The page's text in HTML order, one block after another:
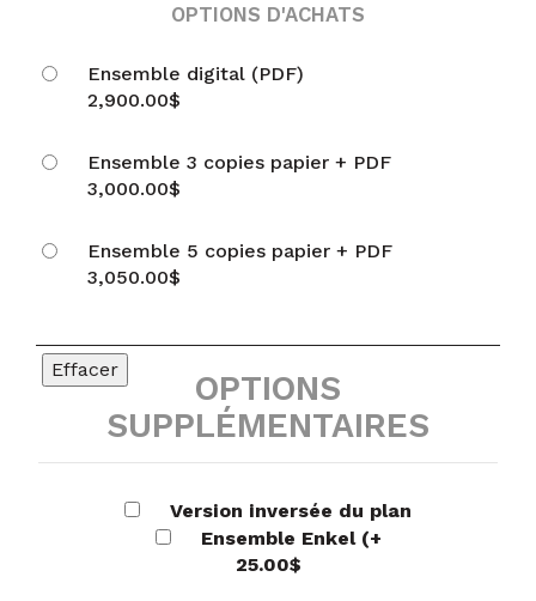
OPTIONS D'ACHATS
Ensemble digital (PDF)
2,900.00$
Ensemble 3 copies papier + PDF
3,000.00$
Ensemble 5 copies papier + PDF
3,050.00$
Effacer
OPTIONS
SUPPLÉMENTAIRES
Version inversée du plan
Ensemble Enkel (+
25.00$